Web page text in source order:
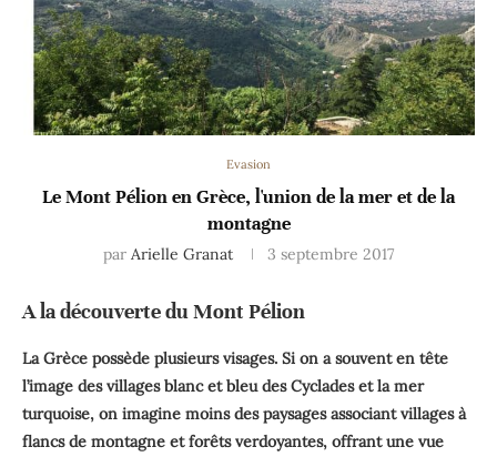
Evasion
Le Mont Pélion en Grèce, l'union de la mer et de la
montagne
par Arielle Granat 3 septembre 2017
A la découverte du Mont Pélion
La Grèce possède plusieurs visages. Si on a souvent en tête
l’image des villages blanc et bleu des Cyclades et la mer
turquoise, on imagine moins des paysages associant villages à
flancs de montagne et forêts verdoyantes, offrant une vue